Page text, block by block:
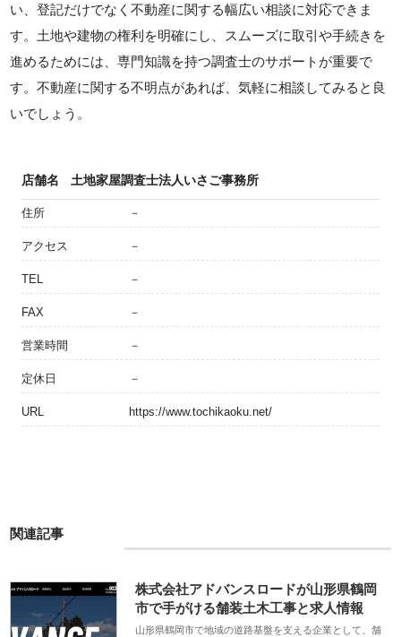
い、登記だけでなく不動産に関する幅広い相談に対応できま
す。土地や建物の権利を明確にし、スムーズに取引や手続きを
進めるためには、専門知識を持つ調査士のサポートが重要で
す。不動産に関する不明点があれば、気軽に相談してみると良
いでしょう。
店舗名 土地家屋調査士法人いさご事務所
住所 －
アクセス －
TEL －
FAX －
営業時間 －
定休日 －
URL https://www.tochikaoku.net/
関連記事
株式会社アドバンスロードが山形県鶴岡
市で手がける舗装土木工事と求人情報
山形県鶴岡市で地域の道路基盤を支える企業として、舗